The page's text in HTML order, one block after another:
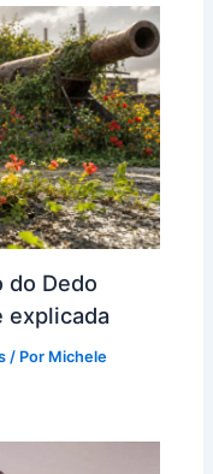
do Dedo
explicada
/ Por Michele